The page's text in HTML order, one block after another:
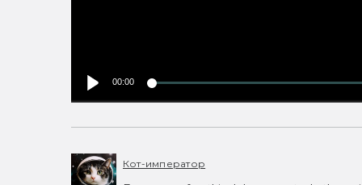
00:00
Кот-император